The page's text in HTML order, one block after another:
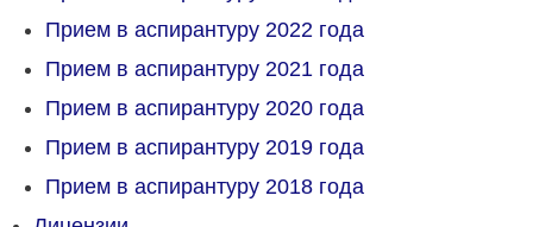
Прием в аспирантуру 2022 года
Прием в аспирантуру 2021 года
Прием в аспирантуру 2020 года
Прием в аспирантуру 2019 года
Прием в аспирантуру 2018 года